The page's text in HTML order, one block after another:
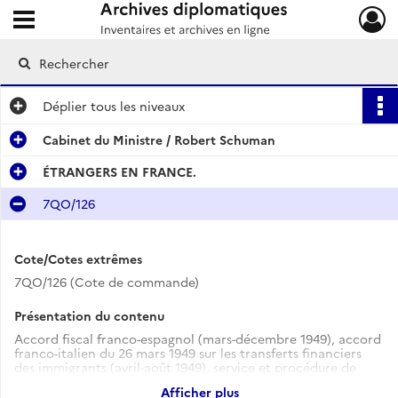
Archives diplomatiques
Ouvrir le menu déroulant
Déplier tous les niveaux
Cabinet du Ministre / Robert Schuman
ÉTRANGERS EN FRANCE.
7QO/126
Cote/Cotes extrêmes
7QO/126 (Cote de commande)
Présentation du contenu
Accord fiscal franco-espagnol (mars-décembre 1949), accord
franco-italien du 26 mars 1949 sur les transferts financiers
des immigrants (avril-août 1949), service et procédure de
Afficher plus